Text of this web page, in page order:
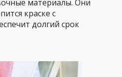
материалы. Они
краске с
долгий срок